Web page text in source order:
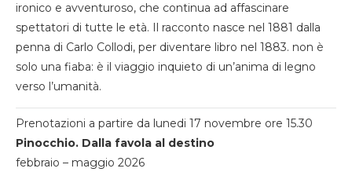
ironico e avventuroso, che continua ad affascinare
spettatori di tutte le età. Il racconto nasce nel 1881 dalla
penna di Carlo Collodi, per diventare libro nel 1883. non è
solo una fiaba: è il viaggio inquieto di un’anima di legno
verso l’umanità.
Prenotazioni a partire da lunedi 17 novembre ore 15.30
Pinocchio. Dalla favola al destino
febbraio – maggio 2026